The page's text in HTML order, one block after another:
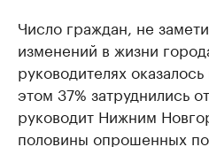
Число граждан, не
изменений в жизни
руководителях
этом 37% затруднились
руководит Нижним
половины опрошенных